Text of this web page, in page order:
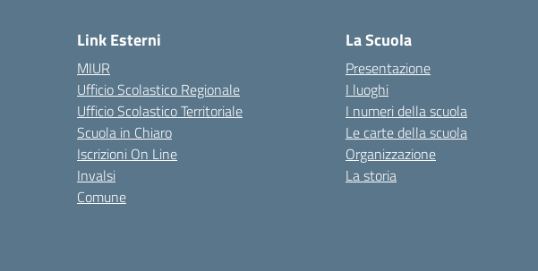
Link Esterni
MIUR
Ufficio Scolastico Regionale
Ufficio Scolastico Territoriale
Scuola in Chiaro
Iscrizioni On Line
Invalsi
Comune
La Scuola
Presentazione
I luoghi
I numeri della scuola
Le carte della scuola
Organizzazione
La storia